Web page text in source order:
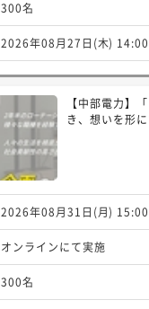
300名
2026年08月27日(木) 14:00
【中部電力】
き、想いを形
2026年08月31日(月)
オンラインにて実施
300名